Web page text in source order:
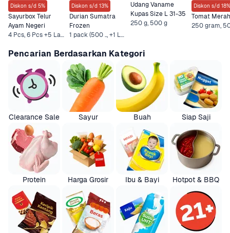
Diskon s/d 5%
Sayurbox Telur
Ayam Negeri
4 Pcs, 6 Pcs +5 Lainnya
Diskon s/d 13%
Durian Sumatra
Frozen
1 pack (500 .., +1 Lainnya
Udang Vaname
Kupas Size L 31-35
250 g, 500 g
Diskon s/d 18%
Tomat Merah
Pencarian Berdasarkan Kategori
Clearance Sale Sayur Buah Siap Saji
Protein Harga Grosir Ibu & Bayi Hotpot & BBQ